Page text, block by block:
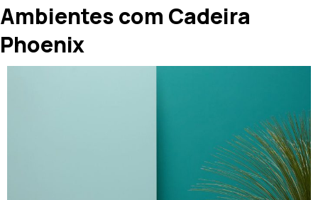
Ambientes com Cadeira
Phoenix